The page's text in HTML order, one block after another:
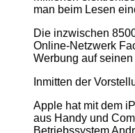
man beim Lesen
Die inzwischen
Online-Netzwerk
Werbung auf
Inmitten der
Apple hat mit dem
aus Handy und